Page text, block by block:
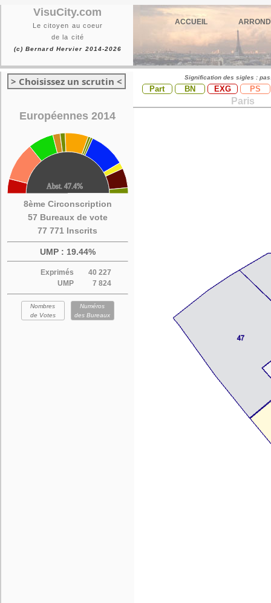
VisuCity.com
Le citoyen au coeur
de la cité
(c) Bernard Hervier 2014-2026
ACCUEIL
> Choisissez un scrutin <
Européennes 2014
8ème Circonscription
57 Bureaux de vote
77 771 Inscrits
UMP : 19.44%
Exprimés
40 227
UMP
7 824
Nombres
de Votes
Numéros
des Bureaux
Signification des sigles :
Part BN EXG PS
Paris